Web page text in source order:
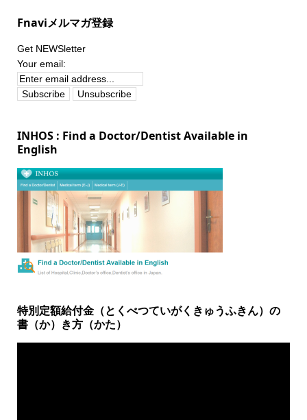
Fnaviメルマガ登録
Get NEWSletter
Your email:
INHOS : Find a Doctor/Dentist Available in
English
特別定額給付金（とくべつていがくきゅうふきん）の
書（か）き方（かた）